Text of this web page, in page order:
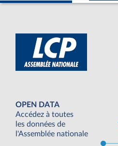
OPEN DATA
Accédez à toutes
les données de
l'Assemblée nationale